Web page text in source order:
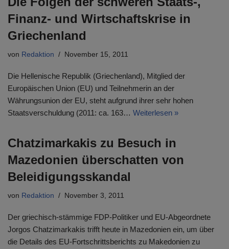
Finanz- und Wirtschaftskrise in
Griechenland
von Redaktion November 15, 2011
Die Hellenische Republik (Griechenland), Mitglied der
Europäischen Union (EU) und Teilnehmerin an der
Währungsunion der EU, steht aufgrund ihrer sehr hohen
Staatsverschuldung (2011: ca. 163… Weiterlesen »
Chatzimarkakis zu Besuch in
Mazedonien überschatten von
Beleidigungsskandal
von Redaktion November 3, 2011
Der griechisch-stämmige FDP-Politiker und EU-Abgeordnete
Jorgos Chatzimarkakis trifft heute in Mazedonien ein, um über
die Details des EU-Fortschrittsberichts zu Makedonien zu